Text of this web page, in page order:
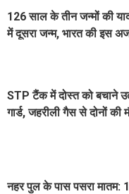
126 साल के तीन जन्मों की
में दूसरा जन्म, भारत की इस
STP टैंक में दोस्त को बचाने
गार्ड, जहरीली गैस से दोनों की
नहर पुल के पास पसरा मातम: